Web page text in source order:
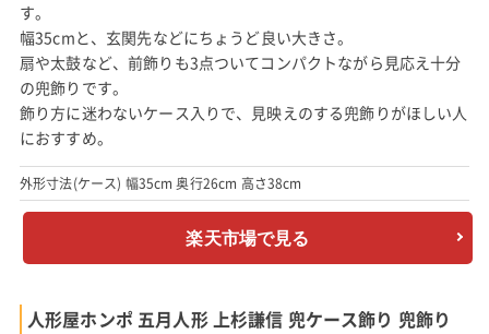
す。
幅35cmと、玄関先などにちょうど良い大きさ。
扇や太鼓など、前飾りも3点ついてコンパクトながら見応え十分
の兜飾りです。
飾り方に迷わないケース入りで、見映えのする兜飾りがほしい人
におすすめ。
外形寸法(ケース) 幅35cm 奥行26cm 高さ38cm
楽天市場で見る
人形屋ホンポ 五月人形 上杉謙信 兜ケース飾り 兜飾り